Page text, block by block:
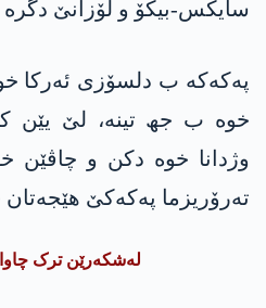
سایکس-بیکۆ و لۆزانێ
پەکەکە ب دلسۆزی ئەرکا
خوە ب جھ تینە، لێ یێن
وژدانا خوە دکن و چاڤێن
تەرۆریزما پەکەکێ
لەشکەرێن ترک